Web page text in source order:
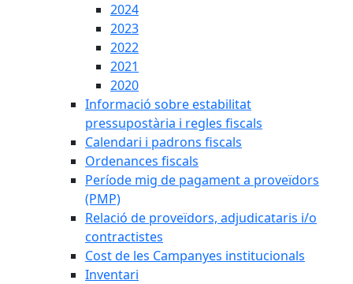
2024
2023
2022
2021
2020
Informació sobre estabilitat
pressupostària i regles fiscals
Calendari i padrons fiscals
Ordenances fiscals
Període mig de pagament a proveïdors
(PMP)
Relació de proveïdors, adjudicataris i/o
contractistes
Cost de les Campanyes institucionals
Inventari